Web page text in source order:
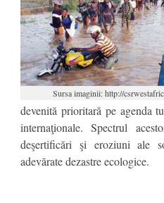
Sursa imaginii: http://
devenită prioritară pe agenda
internaţionale. Spectrul
deşertificări şi eroziuni ale
adevărate dezastre ecologice.